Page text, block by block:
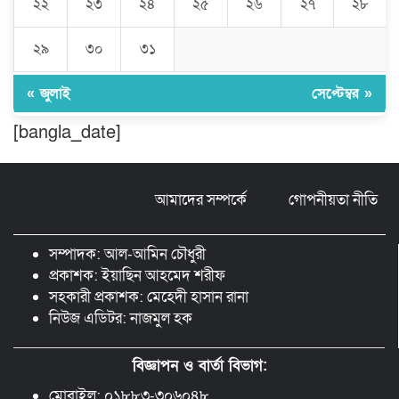
মুন্সীগঞ্জের টংগীবাড়ীতে ৭ ফুট ৬ ইঞ্চি উচ্চতার
গাঁজা গাছের পরিচর্যাকারী গ্রেপ্তার।
এসোসিয়েশন’র পক্ষ থেকে নগদ অর্থ বিতরণ
২২ ২৩ ২৪ ২৫ ২৬ ২৭ ২৮
২৯ ৩০ ৩১
« জুলাই সেপ্টেম্বর »
[bangla_date]
আমাদের সম্পর্কে গোপনীয়তা নীতি
সম্পাদক: আল-আমিন চৌধুরী
প্রকাশক: ইয়াছিন আহমেদ শরীফ
সহকারী প্রকাশক: মেহেদী হাসান রানা
নিউজ এডিটর: নাজমুল হক
বিজ্ঞাপন ও বার্তা বিভাগ: